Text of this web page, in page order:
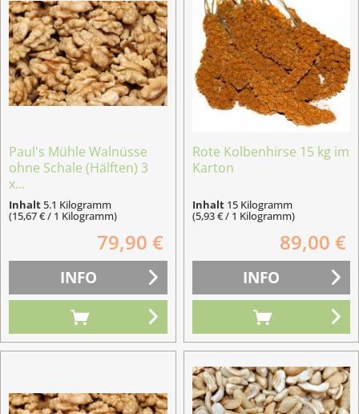
Paul's Mühle Walnüsse
ohne Schale (Hälften) 3
x...
Inhalt5.1 Kilogramm
(15,67 € / 1 Kilogramm)
79,90 €
INFO
Rote Kolbenhirse 15 kg im
Karton
Inhalt 15 Kilogramm
(5,93 € / 1 Kilogramm)
89,00 €
INFO